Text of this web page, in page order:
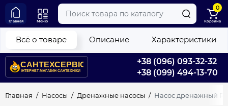
+38 (096) 093-32-32
+38 (099) 494-13-70
Главная Меню
0
Корзина
Главная Насосы Дренажные насосы Насос дренажный
Всё о товаре Описание Характеристики